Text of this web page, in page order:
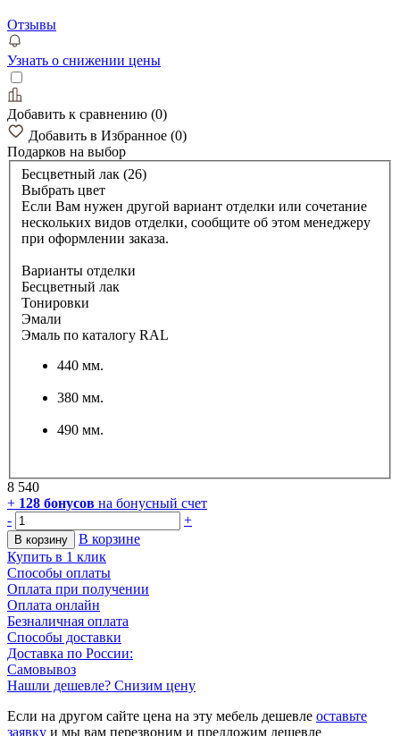
Отзывы
Узнать о снижении цены
Добавить к сравнению (0)
Добавить в Избранное (0)
Подарков на выбор
Бесцветный лак (26)
Выбрать цвет
Если Вам нужен другой вариант отделки или сочетание
нескольких видов отделки, сообщите об этом менеджеру
при оформлении заказа.
Варианты отделки
Бесцветный лак
Тонировки
Эмали
Эмаль по каталогу RAL
440 мм.
380 мм.
490 мм.
8 540
+ 128 бонусов на бонусный счет
-
+
В корзину
В корзине
Купить в 1 клик
Способы оплаты
Оплата при получении
Оплата онлайн
Безналичная оплата
Способы доставки
Доставка по России:
Самовывоз
Нашли дешевле? Снизим цену
Если на другом сайте цена на эту мебель дешевле оставьте
заявку и мы вам перезвоним и предложим дешевле